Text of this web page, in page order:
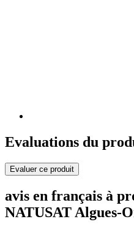
Evaluations du
Evaluer ce produit
avis en français à
NATUSAT Algues-